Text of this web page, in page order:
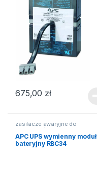
675,00 zł
zasilacze awaryjne do
komputerów
APC UPS wymienny moduł
bateryjny RBC34